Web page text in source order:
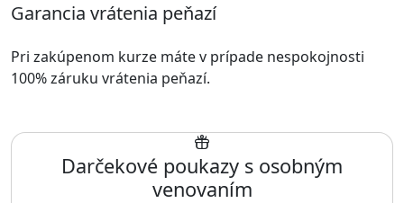
Garancia vrátenia peňazí
Pri zakúpenom kurze máte v prípade nespokojnosti
100% záruku vrátenia peňazí.
Darčekové poukazy s osobným
venovaním